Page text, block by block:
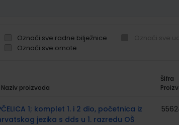
Označi sve radne bilježnice
Označi sve omote
Naziv proizvoda
Šifra
1; komplet 1. i 2 dio, početnica iz
jezika s dds u 1. razredu OŠ